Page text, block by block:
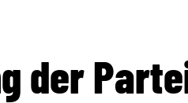
der